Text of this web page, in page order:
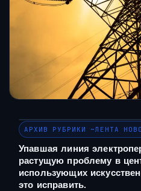
АРХИВ РУБРИКИ ~ЛЕНТА
Упавшая линия
растущую проблему в
использующих
это исправить.